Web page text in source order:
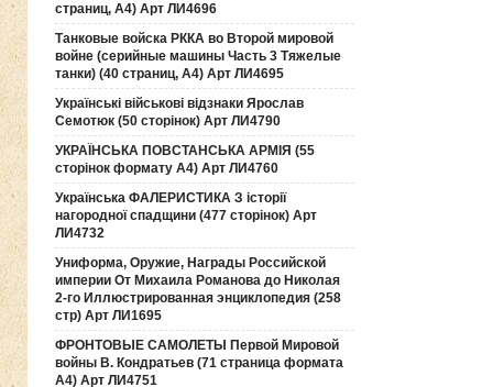
страниц, А4) Арт ЛИ4696
Танковые войска РККА во Второй мировой
войне (серийные машины Часть 3 Тяжелые
танки) (40 страниц, А4) Арт ЛИ4695
Українські військові відзнаки Ярослав
Семотюк (50 сторінок) Арт ЛИ4790
УКРАЇНСЬКА ПОВСТАНСЬКА АРМІЯ (55
сторінок формату А4) Арт ЛИ4760
Українська ФАЛЕРИСТИКА З історії
нагородної спадщини (477 сторінок) Арт
ЛИ4732
Униформа, Оружие, Награды Российской
империи От Михаила Романова до Николая
2-го Иллюстрированная энциклопедия (258
стр) Арт ЛИ1695
ФРОНТОВЫЕ САМОЛЕТЫ Первой Мировой
войны В. Кондратьев (71 страница формата
А4) Арт ЛИ4751